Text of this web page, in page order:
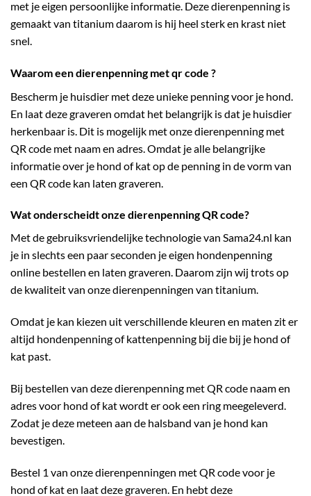
met je eigen persoonlijke informatie. Deze dierenpenning is
gemaakt van titanium daarom is hij heel sterk en krast niet
snel.
Waarom een dierenpenning met qr code ?
Bescherm je huisdier met deze unieke penning voor je hond.
En laat deze graveren omdat het belangrijk is dat je huisdier
herkenbaar is. Dit is mogelijk met onze dierenpenning met
QR code met naam en adres. Omdat je alle belangrijke
informatie over je hond of kat op de penning in de vorm van
een QR code kan laten graveren.
Wat onderscheidt onze dierenpenning QR code?
Met de gebruiksvriendelijke technologie van Sama24.nl kan
je in slechts een paar seconden je eigen hondenpenning
online bestellen en laten graveren. Daarom zijn wij trots op
de kwaliteit van onze dierenpenningen van titanium.
Omdat je kan kiezen uit verschillende kleuren en maten zit er
altijd hondenpenning of kattenpenning bij die bij je hond of
kat past.
Bij bestellen van deze dierenpenning met QR code naam en
adres voor hond of kat wordt er ook een ring meegeleverd.
Zodat je deze meteen aan de halsband van je hond kan
bevestigen.
Bestel 1 van onze dierenpenningen met QR code voor je
hond of kat en laat deze graveren. En hebt deze